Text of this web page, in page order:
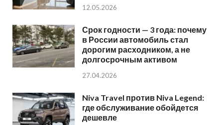
12.05.2026
Срок годности — 3 года: почему
в России автомобиль стал
дорогим расходником, а не
долгосрочным активом
27.04.2026
Niva Travel против Niva Legend:
где обслуживание обойдется
дешевле